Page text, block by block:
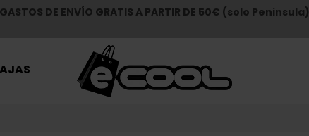
GASTOS DE ENVÍO GRATIS A PARTIR DE 50€ (solo Peninsula)